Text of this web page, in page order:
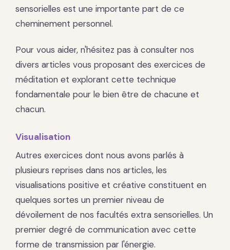
sensorielles est une importante part de ce
cheminement personnel.
Pour vous aider, n'hésitez pas à consulter nos
divers articles vous proposant des exercices de
méditation et explorant cette technique
fondamentale pour le bien être de chacune et
chacun.
Visualisation
Autres exercices dont nous avons parlés à
plusieurs reprises dans nos articles, les
visualisations positive et créative constituent en
quelques sortes un premier niveau de
dévoilement de nos facultés extra sensorielles. Un
premier degré de communication avec cette
forme de transmission par l'énergie.